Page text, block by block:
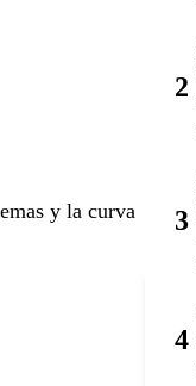
y la curva